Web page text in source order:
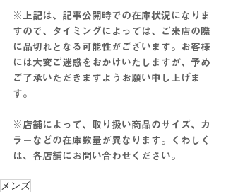
※上記は、記事公開時での在庫状況になりま
すので、タイミングによっては、ご来店の際
に品切れとなる可能性がございます。お客様
には大変ご迷惑をおかけいたしますが、予め
ご了承いただきますようお願い申し上げま
す。
※店舗によって、取り扱い商品のサイズ、カ
ラーなどの在庫数量が異なります。くわしく
は、各店舗にお問い合わせください。
メンズ